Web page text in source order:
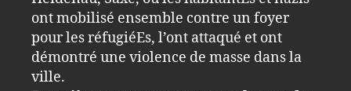
ont mobilisé ensemble contre un foyer
pour les réfugiéEs, l’ont attaqué et ont
démontré une violence de masse dans la
ville.